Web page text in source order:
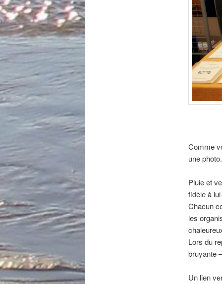
Comme
une photo.
Pluie et
fidèle à
Chacun
les
Lors du
bruyante
Un lien